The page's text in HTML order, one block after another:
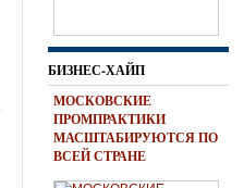
БИЗНЕС-ХАЙП
МОСКОВСКИЕ
ПРОМПРАКТИКИ
МАСШТАБИРУЮТСЯ ПО
ВСЕЙ СТРАНЕ